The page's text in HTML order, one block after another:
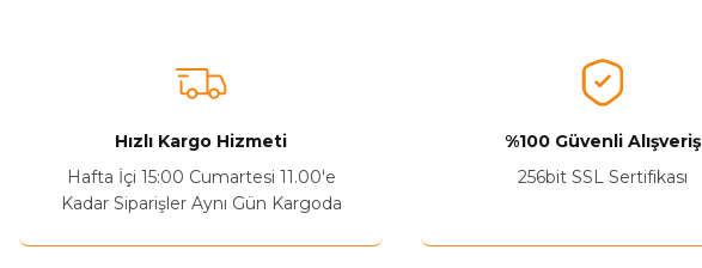
Hızlı Kargo Hizmeti
Hafta İçi 15:00 Cumartesi 11.00'e
Kadar Siparişler Aynı Gün Kargoda
%100 Güvenli Alışveriş
256bit SSL Sertifikası